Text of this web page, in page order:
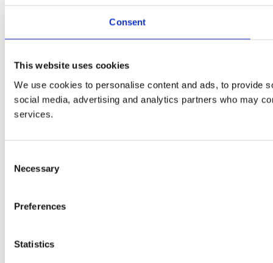
Consent
This website uses cookies
We use cookies to personalise content and ads, to provide
social media, advertising and analytics partners who may
services.
Selection
Necessary
Preferences
Statistics